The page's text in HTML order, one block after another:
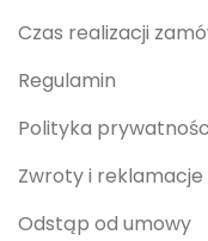
Czas realizacji
Regulamin
Polityka
Zwroty i reklamacje
Odstąp od umowy